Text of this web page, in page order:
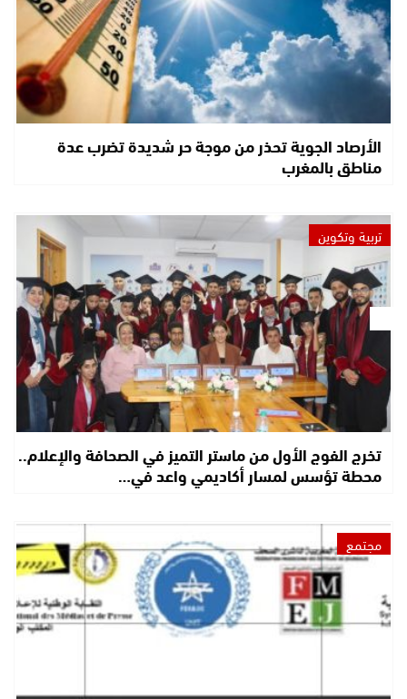
الأرصاد الجوية تحذر من موجة حر شديدة تضرب عدة
مناطق بالمغرب
تربية وتكوين
تخرج الفوج الأول من ماستر التميز في الصحافة والإعلام..
محطة تؤسس لمسار أكاديمي واعد في…
مجتمع